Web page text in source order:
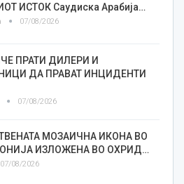
ИСТОК Саудиска Арабија…
07/08/2026
ПРАТИ ДИЛЕРИ И
ДА ПРАВАТ ИНЦИДЕНТИ
07/08/2026
МОЗАИЧНА ИКОНА ВО
ИЗЛОЖЕНА ВО ОХРИД…
07/08/2026